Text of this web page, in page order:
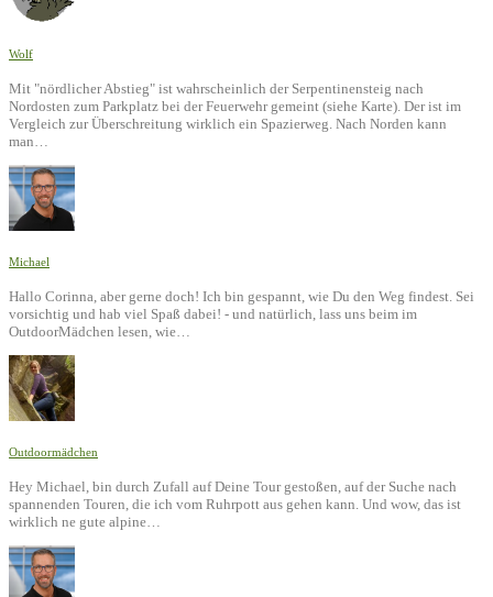
Wolf
Mit "nördlicher Abstieg" ist wahrscheinlich der Serpentinensteig nach
Nordosten zum Parkplatz bei der Feuerwehr gemeint (siehe Karte). Der ist im
Vergleich zur Überschreitung wirklich ein Spazierweg. Nach Norden kann
man…
Michael
Hallo Corinna, aber gerne doch! Ich bin gespannt, wie Du den Weg findest. Sei
vorsichtig und hab viel Spaß dabei! - und natürlich, lass uns beim im
OutdoorMädchen lesen, wie…
Outdoormädchen
Hey Michael, bin durch Zufall auf Deine Tour gestoßen, auf der Suche nach
spannenden Touren, die ich vom Ruhrpott aus gehen kann. Und wow, das ist
wirklich ne gute alpine…